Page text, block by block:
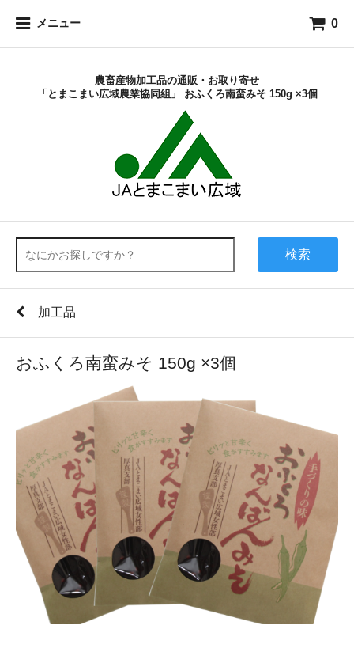
メニュー 0
農畜産物加工品の通販・お取り寄せ
「とまこまい広域農業協同組」 おふくろ南蛮みそ 150g ×3個
検索
加工品
おふくろ南蛮みそ 150g ×3個